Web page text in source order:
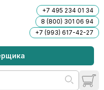
+7 495 234 01 34
8 (800) 301 06 94
+7 (993) 617-42-27